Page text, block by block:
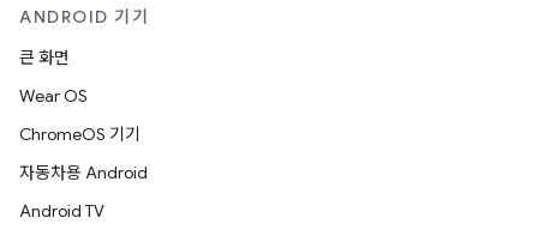
ANDROID 기기
큰 화면
Wear OS
ChromeOS 기기
자동차용 Android
Android TV